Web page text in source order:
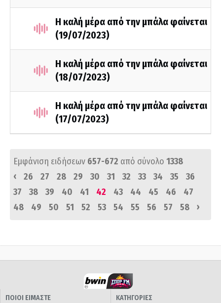
Η καλή μέρα από την μπάλα φαίνεται
(19/07/2023)
Η καλή μέρα από την μπάλα φαίνεται
(18/07/2023)
Η καλή μέρα από την μπάλα φαίνεται
(17/07/2023)
Εμφάνιση ειδήσεων 657-672 από σύνολο 1338
‹
26 27 28 29 30 31 32 33 34 35
36
37
38 39 40 41 42 43 44 45 46
47
48
49 50 51 52 53 54 55 56 57 58 ›
ΠΟΙΟΙ ΕΙΜΑΣΤΕ
ΚΑΤΗΓΟΡΙΕΣ